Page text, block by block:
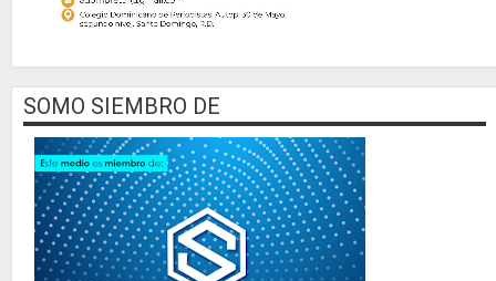
SOMO SIEMBRO DE